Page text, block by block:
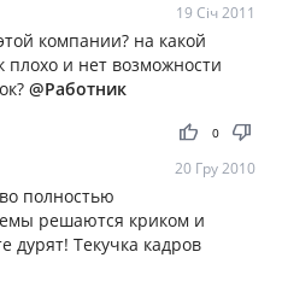
19 Січ 2011
компании? на какой
плохо и нет возможности
@Работник
thumb_up thumb_down
0
20 Гру 2010
полностью
решаются криком и
дурят! Текучка кадров